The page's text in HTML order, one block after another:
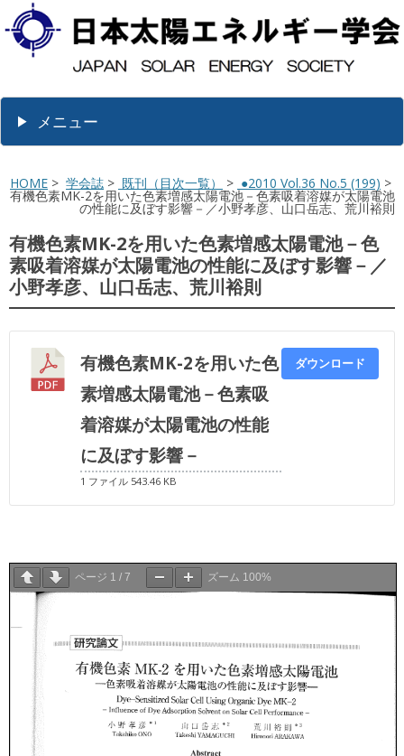
メニュー
HOME > 学会誌 > 既刊（目次一覧） > ●2010 Vol.36 No.5 (199) >
有機色素MK-2を用いた色素増感太陽電池－色素吸着溶媒が太陽電池
の性能に及ぼす影響－／小野孝彦、山口岳志、荒川裕則
有機色素MK-2を用いた色素増感太陽電池－色
素吸着溶媒が太陽電池の性能に及ぼす影響－／
小野孝彦、山口岳志、荒川裕則
有機色素MK-2を用いた色
素増感太陽電池－色素吸
着溶媒が太陽電池の性能
に及ぼす影響－
1 ファイル 543.46 KB
ダウンロード
ページ 1 / 7 ズーム 100%